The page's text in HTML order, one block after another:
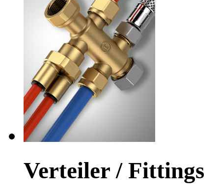
Verteiler / Fittings